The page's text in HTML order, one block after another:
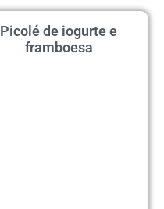
Picolé de iogurte e
framboesa